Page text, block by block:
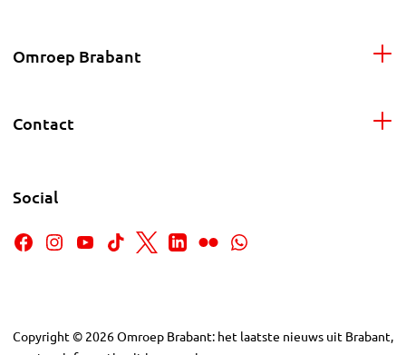
Omroep Brabant
Contact
Social
Copyright © 2026Omroep Brabant: het laatste nieuws uit Brabant,